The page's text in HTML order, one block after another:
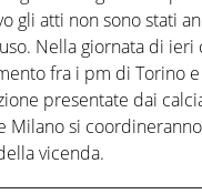
gli atti non sono stati
Nella giornata di
fra i pm di Torino
presentate dai
Milano si
vicenda.